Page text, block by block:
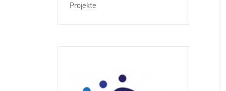
Projekte